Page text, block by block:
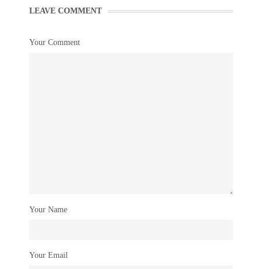
LEAVE COMMENT
Your Comment
Your Name
Your Email